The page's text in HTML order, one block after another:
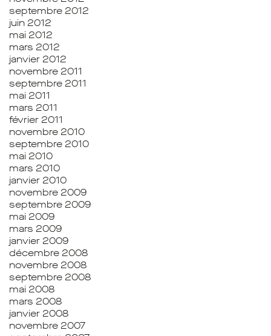
septembre 2012
juin 2012
mai 2012
mars 2012
janvier 2012
novembre 2011
septembre 2011
mai 2011
mars 2011
février 2011
novembre 2010
septembre 2010
mai 2010
mars 2010
janvier 2010
novembre 2009
septembre 2009
mai 2009
mars 2009
janvier 2009
décembre 2008
novembre 2008
septembre 2008
mai 2008
mars 2008
janvier 2008
novembre 2007